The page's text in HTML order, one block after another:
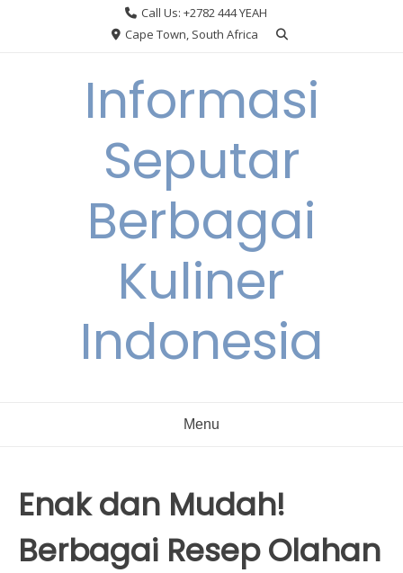
Call Us: +2782 444 YEAH
Cape Town, South Africa
Informasi
Seputar
Berbagai
Kuliner
Indonesia
Menu
Enak dan Mudah!
Berbagai Resep Olahan